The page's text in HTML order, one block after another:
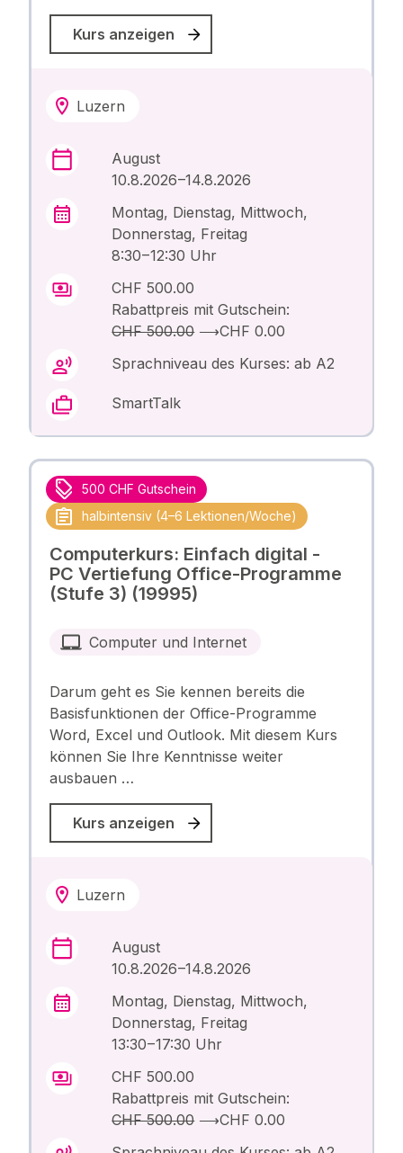
Kurs anzeigen
Luzern
August
10.8.2026 –14.8.2026
Montag, Dienstag, Mittwoch,
Donnerstag, Freitag
8:30 – 12:30 Uhr
CHF 500.00
Rabattpreis mit Gutschein:
CHF 500.00⟶CHF 0.00
Sprachniveau des Kurses: ab A2
SmartTalk
500 CHF Gutschein
halbintensiv (4–6 Lektionen/Woche)
Computerkurs: Einfach digital -
PC Vertiefung Office-Programme
(Stufe 3) (19995)
Computer und Internet
Darum geht es Sie kennen bereits die
Basisfunktionen der Office-Programme
Word, Excel und Outlook. Mit diesem Kurs
können Sie Ihre Kenntnisse weiter
ausbauen …
Kurs anzeigen
Luzern
August
10.8.2026 –14.8.2026
Montag, Dienstag, Mittwoch,
Donnerstag, Freitag
13:30 – 17:30 Uhr
CHF 500.00
Rabattpreis mit Gutschein:
CHF 500.00⟶CHF 0.00